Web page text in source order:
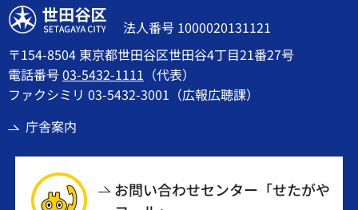
世田谷区
法人番号 1000020131121
〒154-8504 東京都世田谷区世田谷4丁目21番27号
電話番号03-5432-1111 （代表）
ファクシミリ 03-5432-3001（広報広聴課）
庁舎案内
お問い合わせセンター「せたがや